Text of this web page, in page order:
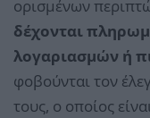
ορισμένων
δέχονται
λογαριασμών ή
φοβούνται τον
τους, ο οποίος